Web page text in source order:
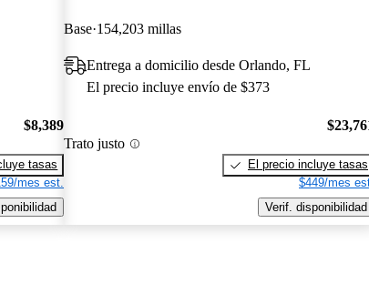
$8,389
tasas
mes est.
Base 154,203 millas
Entrega a domicilio desde Orlando, FL
El precio incluye envío de $373
Trato justo
El precio incluye tasas
$449/mes
Verif. disponibilidad